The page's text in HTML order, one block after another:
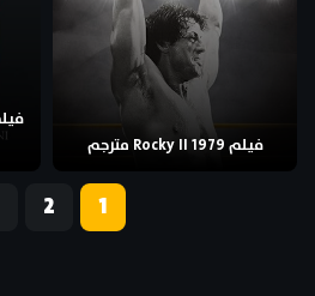
فيلم Rocky II 1979 مترجم
1
2